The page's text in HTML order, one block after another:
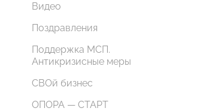
Видео
Поздравления
Поддержка МСП.
Антикризисные меры
СВОй бизнес
ОПОРА — СТАРТ